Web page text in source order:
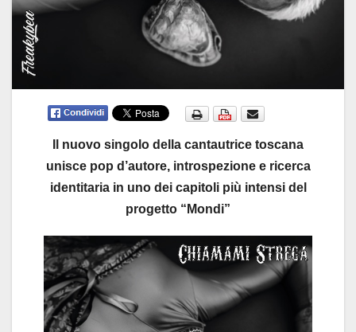
Il nuovo singolo della cantautrice toscana
unisce pop d’autore, introspezione e ricerca
identitaria in uno dei capitoli più intensi del
progetto “Mondi”